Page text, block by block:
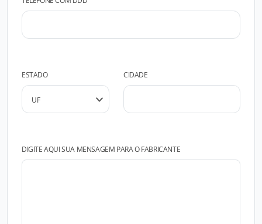
ESTADO CIDADE
DIGITE AQUI SUA MENSAGEM PARA O FABRICANTE